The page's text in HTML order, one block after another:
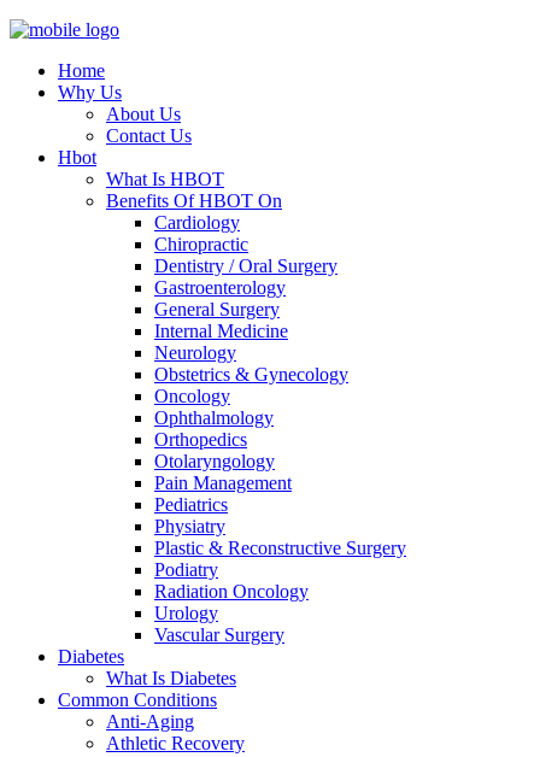
Home
Why Us
About Us
Contact Us
Hbot
What Is HBOT
Benefits Of HBOT On
Cardiology
Chiropractic
Dentistry / Oral Surgery
Gastroenterology
General Surgery
Internal Medicine
Neurology
Obstetrics & Gynecology
Oncology
Ophthalmology
Orthopedics
Otolaryngology
Pain Management
Pediatrics
Physiatry
Plastic & Reconstructive Surgery
Podiatry
Radiation Oncology
Urology
Vascular Surgery
Diabetes
What Is Diabetes
Common Conditions
Anti-Aging
Athletic Recovery